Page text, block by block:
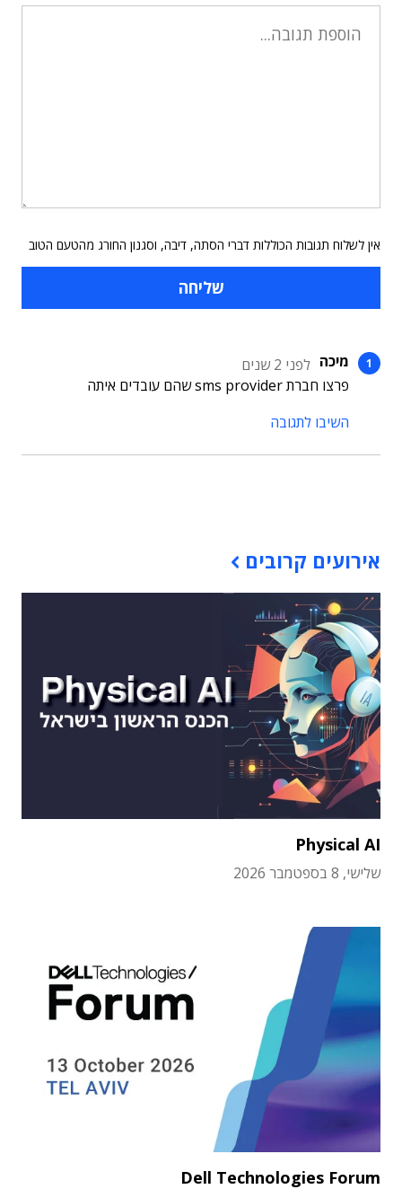
אין לשלוח תגובות הכוללות דברי הסתה, דיבה, וסגנון החורג מהטעם הטוב
מיכה לפני 2 שנים
פרצו חברת sms provider שהם עובדים איתה
השיבו לתגובה
אירועים קרובים
Physical AI
שלישי, 8 בספטמבר 2026
Dell Technologies Forum